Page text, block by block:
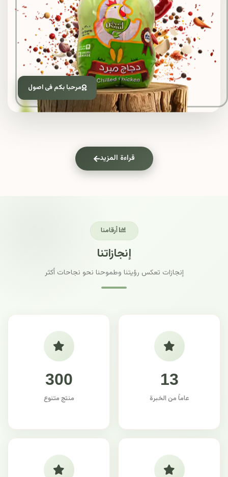
مرحبا بكم فى اصول
قراءة المزيد
أرقامنا
إنجازاتنا
إنجازات تعكس رؤيتنا وطموحنا نحو نجاحات أكثر
13
عاماً من الخبرة
300
منتج متنوع